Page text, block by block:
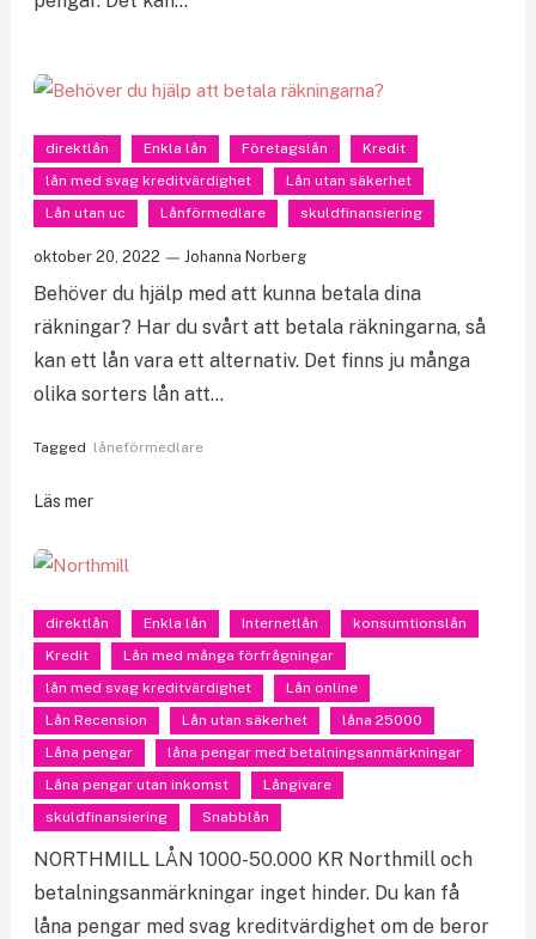
direktlån Enkla lån Företagslån
Kredit
lån med svag kreditvärdighet
Lån utan säkerhet
Lån utan uc
Lånförmedlare skuldfinansiering
oktober 20, 2022 Johanna Norberg
Behöver du hjälp med att kunna betala dina
räkningar? Har du svårt att betala räkningarna, så
kan ett lån vara ett alternativ. Det finns ju många
olika sorters lån att…
Tagged låneförmedlare
Läs mer
direktlån Enkla lån Internetlån
konsumtionslån
Kredit
Lån med många förfrågningar
lån med svag kreditvärdighet
Lån online
Lån Recension
Lån utan säkerhet
låna 25000
Låna pengar
låna pengar med betalningsanmärkningar
Låna pengar utan inkomst
Långivare
skuldfinansiering
Snabblån
NORTHMILL LÅN 1000-50.000 KR Northmill och
betalningsanmärkningar inget hinder. Du kan få
låna pengar med svag kreditvärdighet om de beror